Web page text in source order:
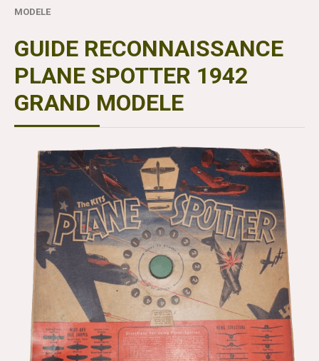
MODELE
GUIDE RECONNAISSANCE
PLANE SPOTTER 1942
GRAND MODELE